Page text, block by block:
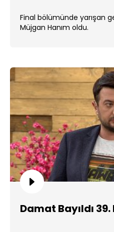
Final bölümünde yarışan
Müjgan Hanım oldu.
Damat Bayıldı